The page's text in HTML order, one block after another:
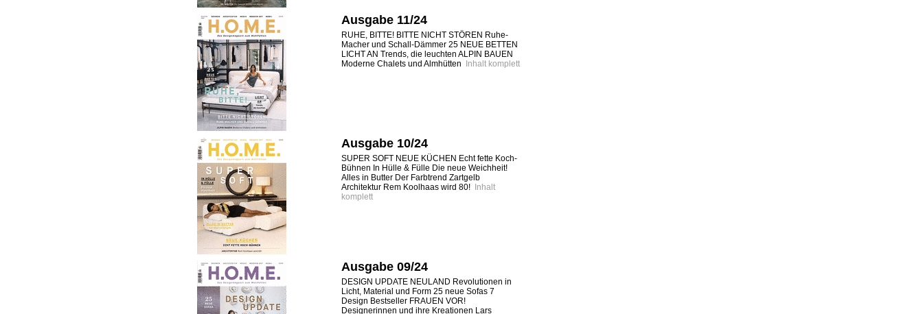
Ausgabe 11/24
RUHE, BITTE! BITTE NICHT STÖREN Ruhe-
Macher und Schall-Dämmer 25 NEUE BETTEN
LICHT AN Trends, die leuchten ALPIN BAUEN
Moderne Chalets und Almhütten
Inhalt komplett
Ausgabe 10/24
SUPER SOFT NEUE KÜCHEN Echt fette Koch-
Bühnen In Hülle & Fülle Die neue Weichheit!
Alles in Butter Der Farbtrend Zartgelb
Architektur Rem Koolhaas wird 80!
Inhalt
komplett
Ausgabe 09/24
DESIGN UPDATE NEULAND Revolutionen in
Licht, Material und Form 25 neue Sofas 7
Design Bestseller FRAUEN VOR!
Designerinnen und ihre Kreationen Lars